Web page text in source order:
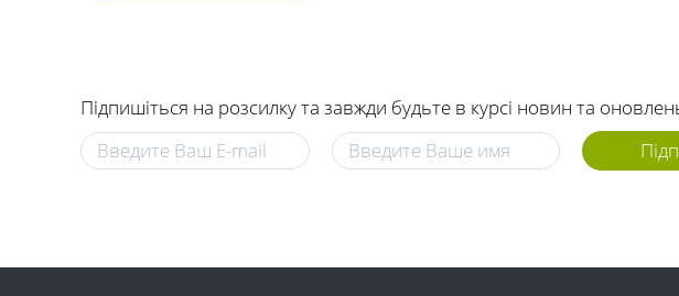
Підпишіться на розсилку та завжди будьте в курсі новин та